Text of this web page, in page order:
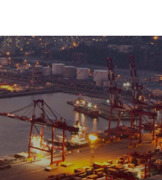
작성자 날짜
조회수
총괄사업지원실 2021.11.263669
총괄사업지원실2019.12.134307